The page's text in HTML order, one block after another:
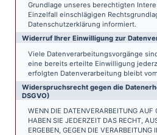
Grundlage unseres berechtigten
Einzelfall einschlägigen
Datenschutzerklärung informiert.
Widerruf Ihrer Einwilligung zur
Viele Datenverarbeitungsvorgänge
eine bereits erteilte Einwilligung
erfolgten Datenverarbeitung bleibt
Widerspruchsrecht gegen die
DSGVO)
WENN DIE DATENVERARBEITUNG
HABEN SIE JEDERZEIT DAS RECHT,
ERGEBEN, GEGEN DIE